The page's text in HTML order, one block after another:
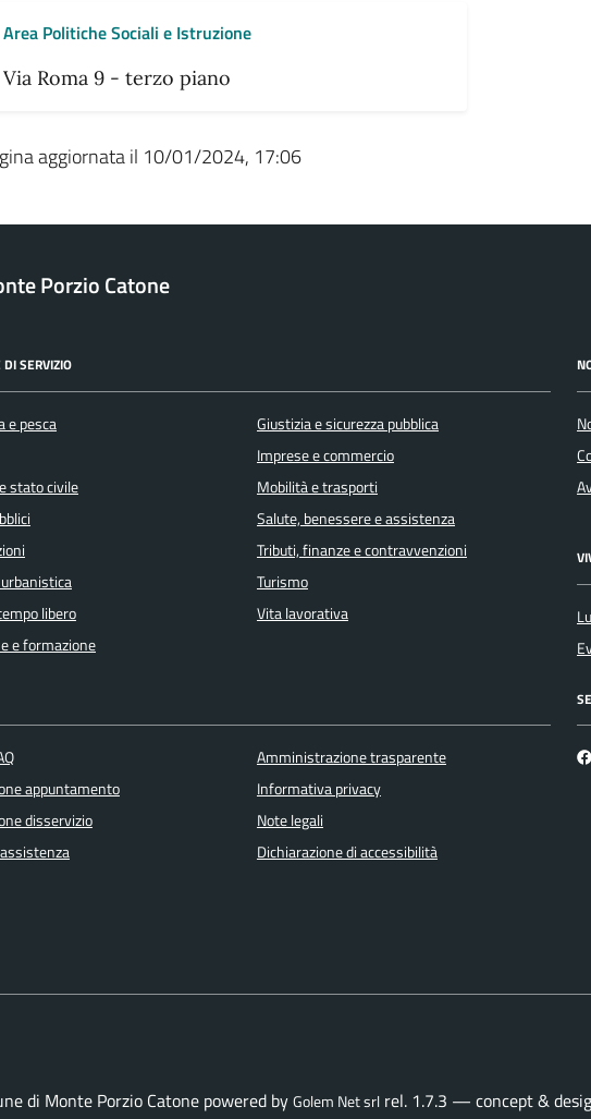
Area Politiche Sociali e Istruzione
Via Roma 9 - terzo piano
aggiornata il 10/01/2024, 17:06
Porzio Catone
DI SERVIZIO
e pesca
stato civile
libero
e formazione
Giustizia e sicurezza pubblica
Imprese e commercio
Mobilità e trasporti
Salute, benessere e assistenza
Tributi, finanze e contravvenzioni
Turismo
Vita lavorativa
appuntamento
disservizio
Amministrazione trasparente
Informativa privacy
Note legali
Dichiarazione di accessibilità
di Monte Porzio Catone powered byGolem Net srl rel. 1.7.3 — concept &